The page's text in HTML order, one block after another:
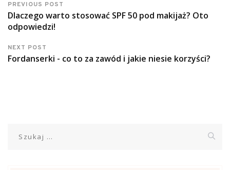
PREVIOUS POST
Dlaczego warto stosować SPF 50 pod makijaż? Oto
odpowiedzi!
NEXT POST
Fordanserki - co to za zawód i jakie niesie korzyści?